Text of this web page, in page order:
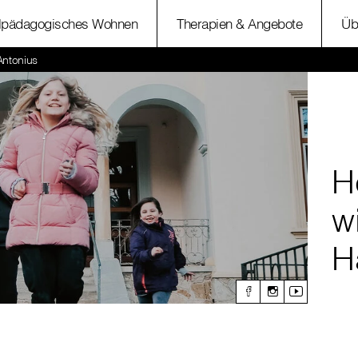
Wohnen Therapien & Angebote